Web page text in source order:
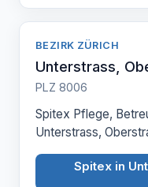
BEZIRK ZÜRICH
Unterstrass,
PLZ 8006
Spitex Pflege,
Unterstrass,
Spitex in